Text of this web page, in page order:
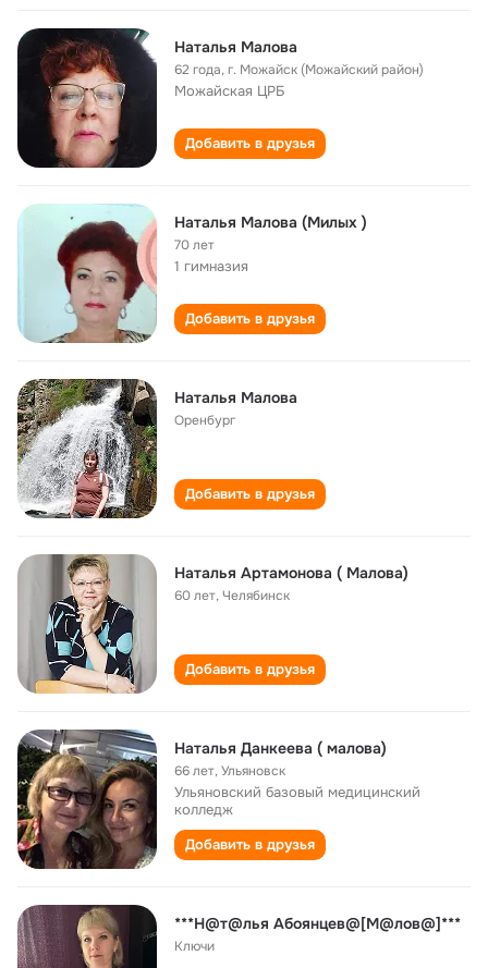
Наталья Малова
62 года,г. Можайск (Можайский район)
Можайская ЦРБ
Добавить в друзья
Наталья Малова (Милых )
70 лет
1 гимназия
Добавить в друзья
Наталья Малова
Оренбург
Добавить в друзья
Наталья Артамонова ( Малова)
60 лет,Челябинск
Добавить в друзья
Наталья Данкеева ( малова)
66 лет,Ульяновск
Ульяновский базовый медицинский
колледж
Добавить в друзья
***Н@т@лья Абоянцев@[М@лов@]***
Ключи